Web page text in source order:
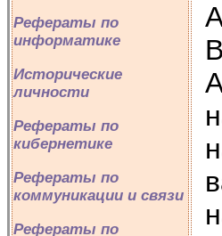
Рефераты по
информатике
Исторические
личности
Рефераты по
кибернетике
Рефераты по
коммуникации и связи
Рефераты по